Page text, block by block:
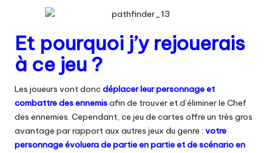
Et pourquoi j’y rejouerais
à ce jeu ?
Les joueurs vont doncdéplacer leur personnage et
combattre des ennemisafin de trouver et d’éliminer le Chef
des ennemies. Cependant, ce jeu de cartes offre un très gros
avantage par rapport aux autres jeux du genre : votre
personnage évoluera de partie en partie et de scénario en